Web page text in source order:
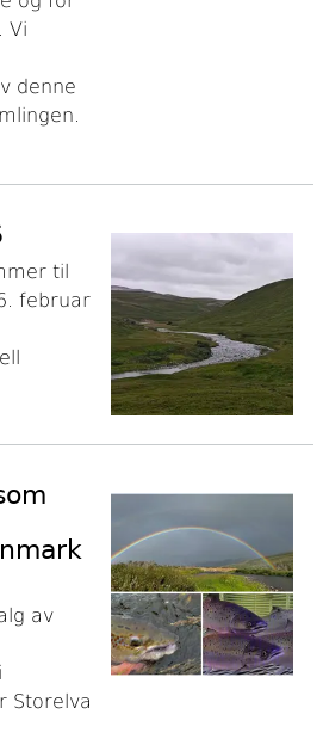
Vi
denne
til
februar
av
Storelva